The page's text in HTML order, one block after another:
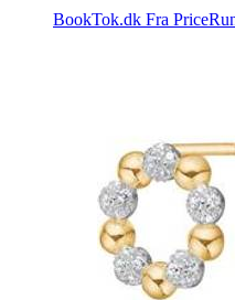
BookTok.dk Fra